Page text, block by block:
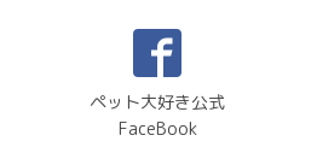
ペット大好き公式
FaceBook